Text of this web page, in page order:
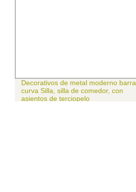
Decorativos de metal moderno barra
curva Silla, silla de comedor, con
asientos de terciopelo